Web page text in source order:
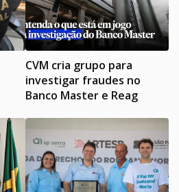
CVM cria grupo para
investigar fraudes no
Banco Master e Reag